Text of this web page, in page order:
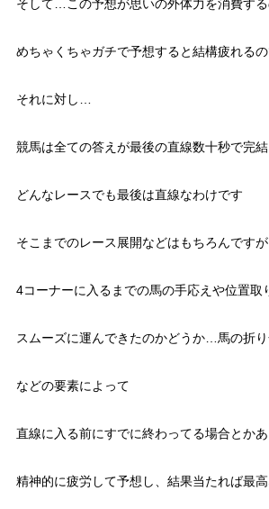
そして…この予想が思いの外体力を消費す
めちゃくちゃガチで予想すると結構疲れるの
それに対し…
競馬は全ての答えが最後の直線数十秒で完
どんなレースでも最後は直線なわけです
そこまでのレース展開などはもちろんですが
4コーナーに入るまでの馬の手応えや位置取
スムーズに運んできたのかどうか…馬の折
などの要素によって
直線に入る前にすでに終わってる場合とか
精神的に疲労して予想し、結果当たれば最